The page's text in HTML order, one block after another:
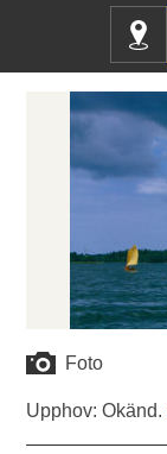
Foto
Upphov: Okänd.